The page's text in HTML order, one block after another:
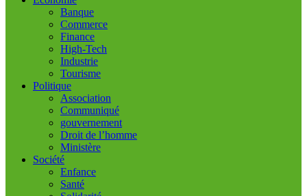
Banque
Commerce
Finance
High-Tech
Industrie
Tourisme
Politique
Association
Communiqué
gouvernement
Droit de l’homme
Ministère
Société
Enfance
Santé